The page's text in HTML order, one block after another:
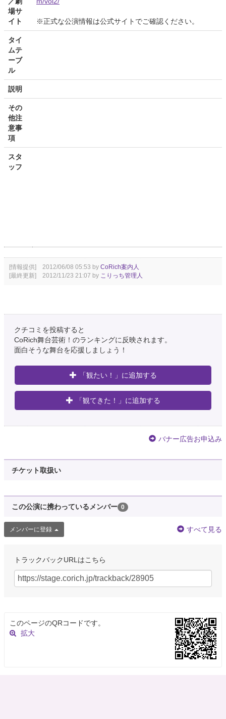
場サ
イト
※正式な公演情報は公式サイトでご確認ください。
タイ
ムテ
ーブ
ル
説明
その
他注
意事
項
スタ
ッフ
[情報提供] 2012/06/08 05:53 by CoRich案内人
[最終更新] 2012/11/23 21:07 by こりっち管理人
クチコミを投稿すると
CoRich舞台芸術！のランキングに反映されます。
面白そうな舞台を応援しましょう！
「観たい！」に追加する
「観てきた！」に追加する
バナー広告お申込み
チケット取扱い
この公演に携わっているメンバー 0
メンバーに登録 すべて見る
トラックバックURLはこちら
このページのQRコードです。
拡大